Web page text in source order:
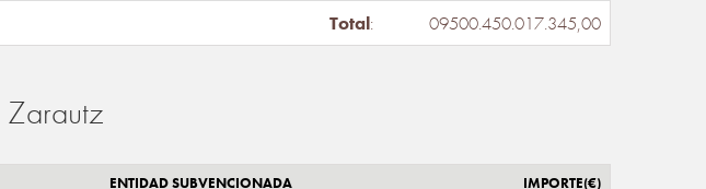
Total: 09500.450.017.345,00
ENTIDAD SUBVENCIONADA IMPORTE(€)